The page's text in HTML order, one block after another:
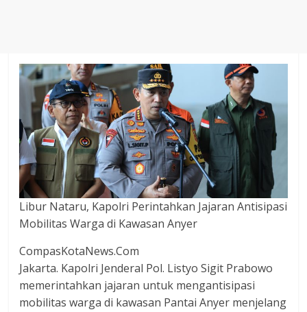
berkualitas
karena
menereapkan
standar
jurnalisme
dalam
setiap
liputan
peristiwa
dan
tulis
secara
cerdas,
tajam
Libur Nataru, Kapolri Perintahkan Jajaran Antisipasi
Mobilitas Warga di Kawasan Anyer
CompasKotaNews.Com
Jakarta. Kapolri Jenderal Pol. Listyo Sigit Prabowo
memerintahkan jajaran untuk mengantisipasi
mobilitas warga di kawasan Pantai Anyer menjelang